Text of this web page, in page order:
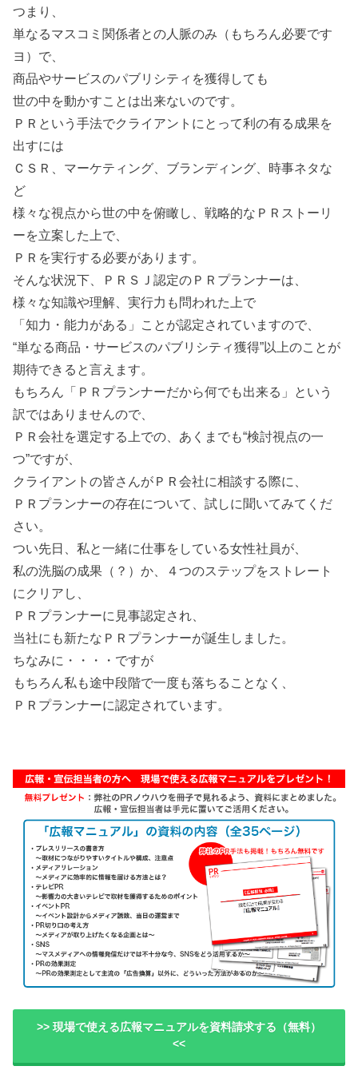
つまり、
単なるマスコミ関係者との人脈のみ（もちろん必要です
ヨ）で、
商品やサービスのパブリシティを獲得しても
世の中を動かすことは出来ないのです。
ＰＲという手法でクライアントにとって利の有る成果を
出すには
ＣＳＲ、マーケティング、ブランディング、時事ネタな
ど
様々な視点から世の中を俯瞰し、戦略的なＰＲストーリ
ーを立案した上で、
ＰＲを実行する必要があります。
そんな状況下、ＰＲＳＪ認定のＰＲプランナーは、
様々な知識や理解、実行力も問われた上で
「知力・能力がある」ことが認定されていますので、
“単なる商品・サービスのパブリシティ獲得”以上のことが
期待できると言えます。
もちろん「ＰＲプランナーだから何でも出来る」という
訳ではありませんので、
ＰＲ会社を選定する上での、あくまでも“検討視点の一
つ”ですが、
クライアントの皆さんがＰＲ会社に相談する際に、
ＰＲプランナーの存在について、試しに聞いてみてくだ
さい。
つい先日、私と一緒に仕事をしている女性社員が、
私の洗脳の成果（？）か、４つのステップをストレート
にクリアし、
ＰＲプランナーに見事認定され、
当社にも新たなＰＲプランナーが誕生しました。
ちなみに・・・・ですが
もちろん私も途中段階で一度も落ちることなく、
ＰＲプランナーに認定されています。
>> 現場で使える広報マニュアルを資料請求する（無料）
<<